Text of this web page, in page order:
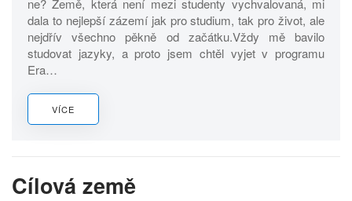
ne? Země, která není mezi studenty vychvalovaná, mi
dala to nejlepší zázemí jak pro studium, tak pro život, ale
nejdřív všechno pěkně od začátku.Vždy mě bavilo
studovat jazyky, a proto jsem chtěl vyjet v programu
Era…
VÍCE
Cílová země